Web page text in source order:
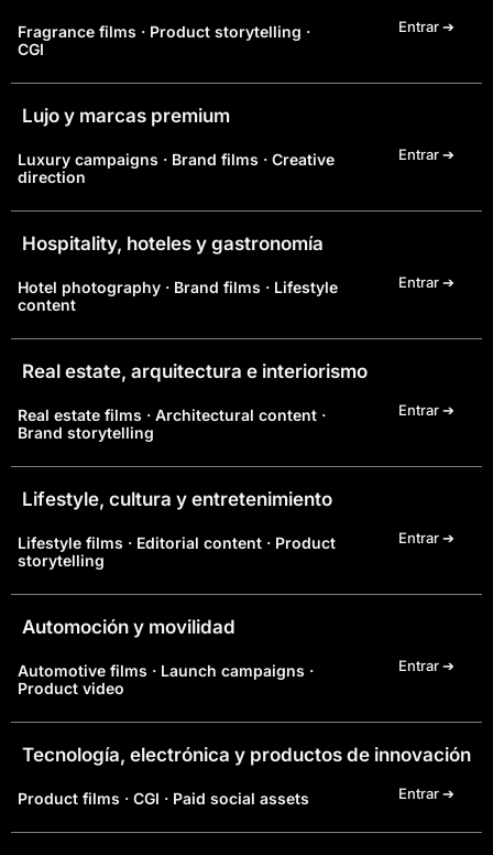
Fragrance films · Product storytelling ·
CGI
Entrar ➔
Lujo y marcas premium
Luxury campaigns · Brand films · Creative
direction
Entrar ➔
Hospitality, hoteles y gastronomía
Hotel photography · Brand films · Lifestyle
content
Entrar ➔
Real estate, arquitectura e interiorismo
Real estate films · Architectural content ·
Brand storytelling
Entrar ➔
Lifestyle, cultura y entretenimiento
Lifestyle films · Editorial content · Product
storytelling
Entrar ➔
Automoción y movilidad
Automotive films · Launch campaigns ·
Product video
Entrar ➔
Tecnología, electrónica y productos de innovación
Product films · CGI · Paid social assets Entrar ➔